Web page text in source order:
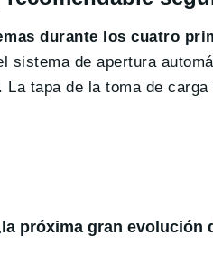
durante los cuatro
sistema de apertura
tapa de la toma de
próxima gran evolución